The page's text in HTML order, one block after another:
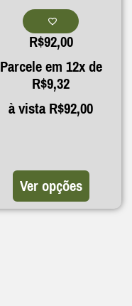
R$92,00
Parcele em 12x de
R$9,32
à vistaR$92,00
Ver opções